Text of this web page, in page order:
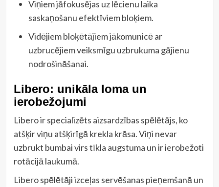
Viņiem jāfokusējas uz lēcienu laika
saskaņošanu efektīviem bloķiem.
Vidējiem bloķētājiem jākomunicē ar
uzbrucējiem veiksmīgu uzbrukuma gājienu
nodrošināšanai.
Libero: unikāla loma un
ierobežojumi
Libero ir specializēts aizsardzības spēlētājs, ko
atšķir viņu atšķirīgā krekla krāsa. Viņi nevar
uzbrukt bumbai virs tīkla augstuma un ir ierobežoti
rotācijā laukumā.
Libero spēlētāji izceļas servēšanas pieņemšanā un